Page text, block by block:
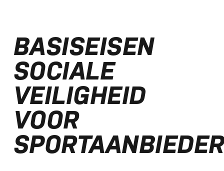
Selectie EK lange afstand Almere bekend
Kalenders T50 en T100 World Championship
Tour 2027 bekend
NTB ontvangt bijdrage van Nederlandse
Loterij​
ALLE NIEUWSBERICHTEN
BASISEISEN
SOCIALE
VEILIGHEID
VOOR